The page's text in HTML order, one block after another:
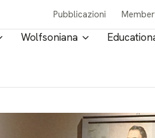
Pubblicazioni
Wolfsoniana